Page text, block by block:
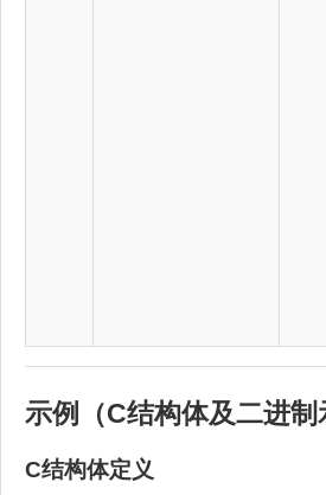
示例（C结构体及二进制
C结构体定义